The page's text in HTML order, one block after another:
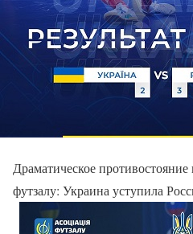
Драматическое
футзалу: Украина уступила